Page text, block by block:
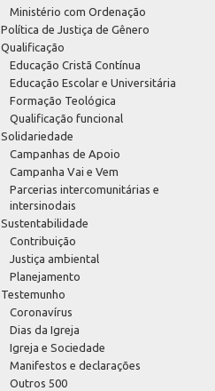
Ministério com Ordenação
Política de Justiça de Gênero
Qualificação
Educação Cristã Contínua
Educação Escolar e Universitária
Formação Teológica
Qualificação funcional
Solidariedade
Campanhas de Apoio
Campanha Vai e Vem
Parcerias intercomunitárias e
intersinodais
Sustentabilidade
Contribuição
Justiça ambiental
Planejamento
Testemunho
Coronavírus
Dias da Igreja
Igreja e Sociedade
Manifestos e declarações
Outros 500